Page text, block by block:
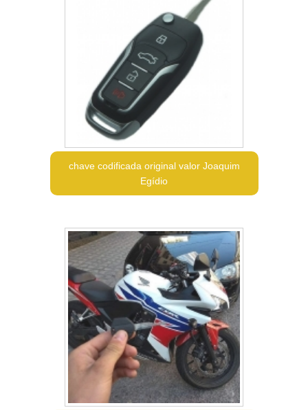
chave codificada original valor Joaquim
Egídio